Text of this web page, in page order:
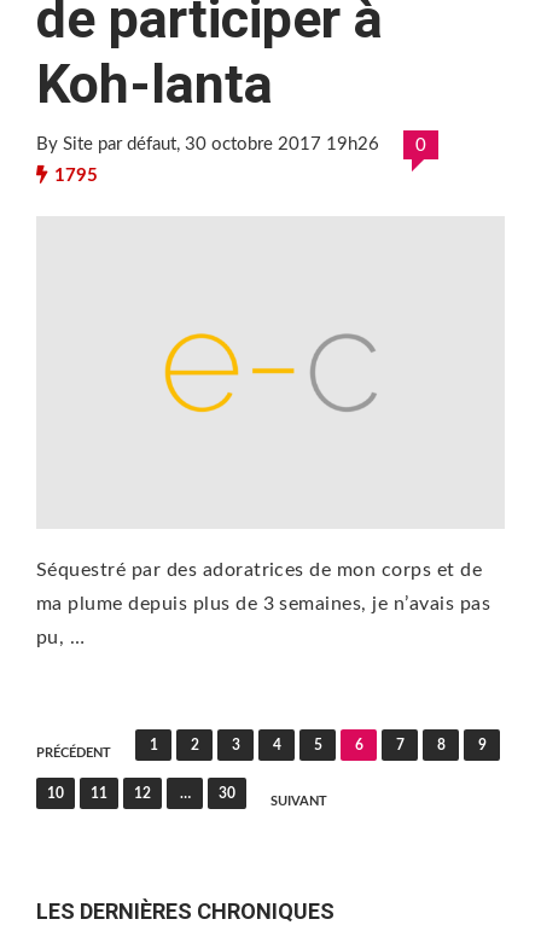
de participer à
Koh-lanta
By Site par défaut, 30 octobre 2017 19h26
0
1795
Séquestré par des adoratrices de mon corps et de
ma plume depuis plus de 3 semaines, je n’avais pas
pu, …
Pagination
des
publications
PRÉCÉDENT
1 2 3 4 5 6 7 8 9
10 11 12 … 30
SUIVANT
LES DERNIÈRES CHRONIQUES